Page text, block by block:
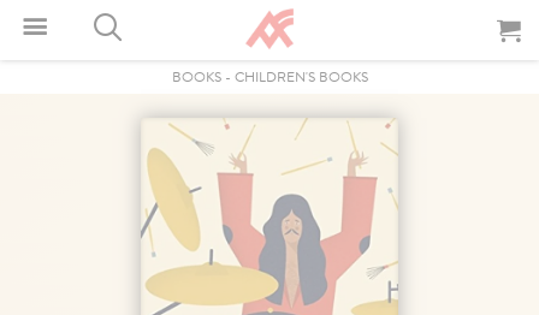
BOOKS- CHILDREN'S BOOKS